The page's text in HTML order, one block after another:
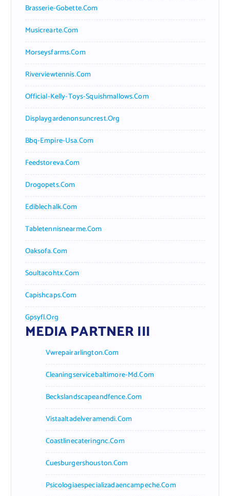
Brasserie-Gobette.com
Musicrearte.com
Morseysfarms.com
Riverviewtennis.com
Official-Kelly-Toys-Squishmallows.com
Displaygardenonsuncrest.org
Bbq-Empire-Usa.com
Feedstoreva.com
Drogopets.com
Ediblechalk.com
Tabletennisnearme.com
Oaksofa.com
Soultacohtx.com
Capishcaps.com
Gpsyfl.org
MEDIA PARTNER III
Vwrepairarlington.com
Cleaningservicebaltimore-Md.com
Beckslandscapeandfence.com
Vistaaltadelveramendi.com
Coastlinecateringnc.com
Cuesburgershouston.com
Psicologiaespecializadaencampeche.com